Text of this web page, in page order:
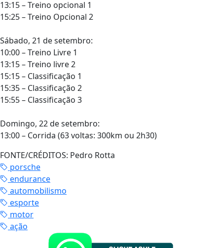
13:15 – Treino opcional 1
15:25 – Treino Opcional 2
Sábado, 21 de setembro:
10:00 – Treino Livre 1
13:15 – Treino livre 2
15:15 – Classificação 1
15:35 – Classificação 2
15:55 – Classificação 3
Domingo, 22 de setembro:
13:00 – Corrida (63 voltas: 300km ou 2h30)
FONTE/CRÉDITOS: Pedro Rotta
porsche
endurance
automobilismo
esporte
motor
ação